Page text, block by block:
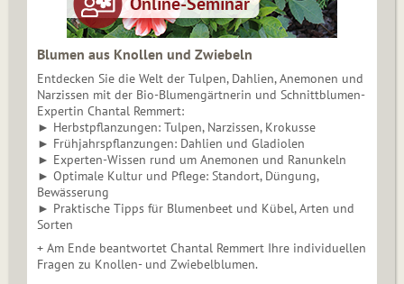
Blumen aus Knollen und Zwiebeln
Entdecken Sie die Welt der Tulpen, Dahlien, Anemonen und
Narzissen mit der Bio-Blumengärtnerin und Schnittblumen-
Expertin Chantal Remmert:
► Herbstpflanzungen: Tulpen, Narzissen, Krokusse
► Frühjahrspflanzungen: Dahlien und Gladiolen
► Experten-Wissen rund um Anemonen und Ranunkeln
► Optimale Kultur und Pflege: Standort, Düngung,
Bewässerung
► Praktische Tipps für Blumenbeet und Kübel, Arten und
Sorten
+ Am Ende beantwortet Chantal Remmert Ihre individuellen
Fragen zu Knollen- und Zwiebelblumen.